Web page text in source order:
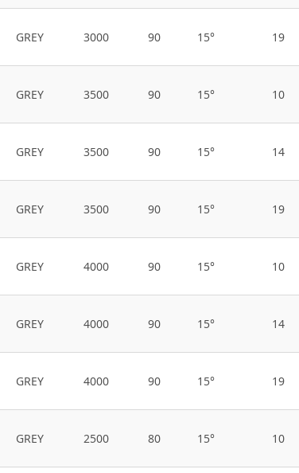
GREY 3000 90 15° 19
GREY 3500 90 15° 10
GREY 3500 90 15° 14
GREY 3500 90 15° 19
GREY 4000 90 15° 10
GREY 4000 90 15° 14
GREY 4000 90 15° 19
GREY 2500 80 15° 10